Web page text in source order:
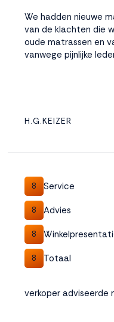
We hadden nieuwe
van de klachten die
oude matrassen en
vanwege pijnlijke
H.G.KEIZER
8 Service
8 Advies
8
8 Totaal
verkoper adviseerde